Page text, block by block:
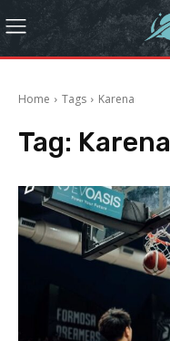
Home Tags Karena
Tag: Karena